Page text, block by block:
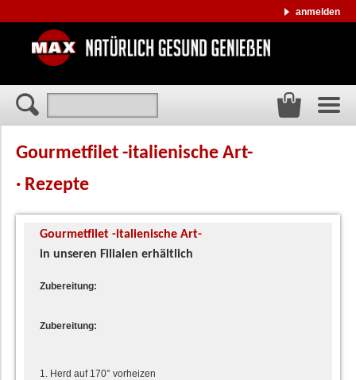
anmelden
Gourmetfilet -italienische Art-
· Rezepte
Gourmetfilet -italienische Art-
in unseren Filialen erhältlich
Zubereitung:
Zubereitung:
1. Herd auf 170° vorheizen